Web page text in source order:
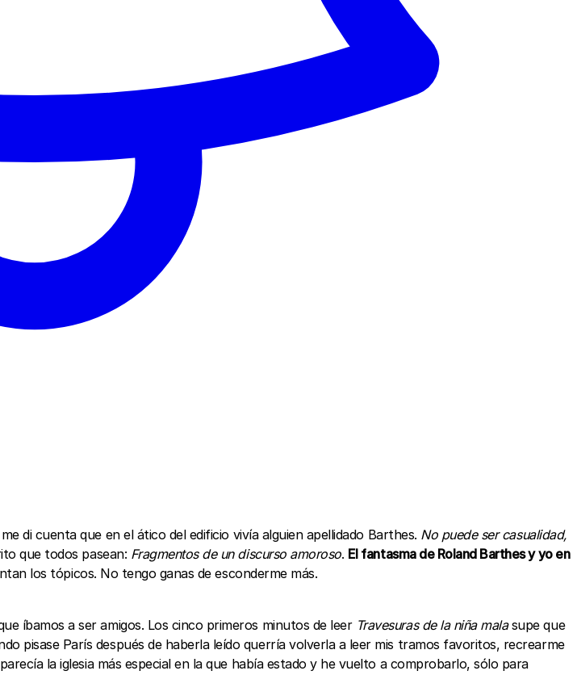
di cuenta que en el ático del edificio vivía alguien apellidado Barthes. No puede ser casualidad,
que todos pasean: Fragmentos de un discurso amoroso. El fantasma de Roland Barthes y yo en
los tópicos. No tengo ganas de esconderme más.
íbamos a ser amigos. Los cinco primeros minutos de leer Travesuras de la niña malasupe que
pisase París después de haberla leído querría volverla a leer mis tramos favoritos, recrearme
la iglesia más especial en la que había estado y he vuelto a comprobarlo, sólo para